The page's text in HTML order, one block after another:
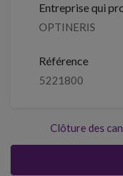
Entreprise qui
OPTINERIS
Référence
5221800
Clôture des